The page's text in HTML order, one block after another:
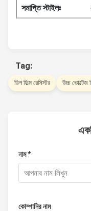
সমাপ্তি স্টাইলঃ
Tag:
ডিপ ফিল্ম রেসিস্টর উচ্চ ভোল্টেজ
নাম *
কোম্পানির নাম